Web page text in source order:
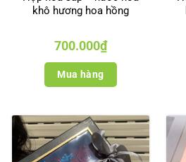
khô hương hoa hồng
700.000₫
Mua hàng